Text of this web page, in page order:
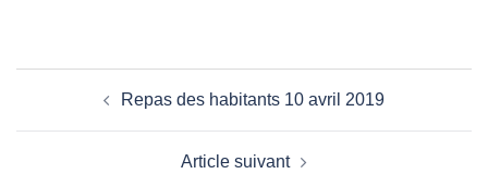
d’article
Repas des habitants 10 avril 2019
Article suivant